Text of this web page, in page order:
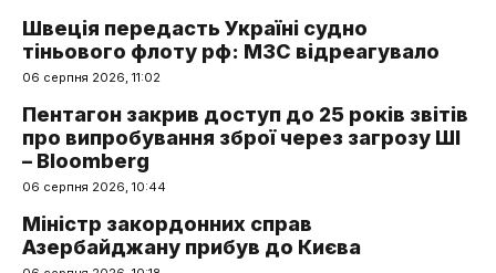
Швеція передасть Україні судно
тіньового флоту рф: МЗС відреагувало
06 серпня 2026, 11:02
Пентагон закрив доступ до 25 років звітів
про випробування зброї через загрозу ШІ
– Bloomberg
06 серпня 2026, 10:44
Міністр закордонних справ
Азербайджану прибув до Києва